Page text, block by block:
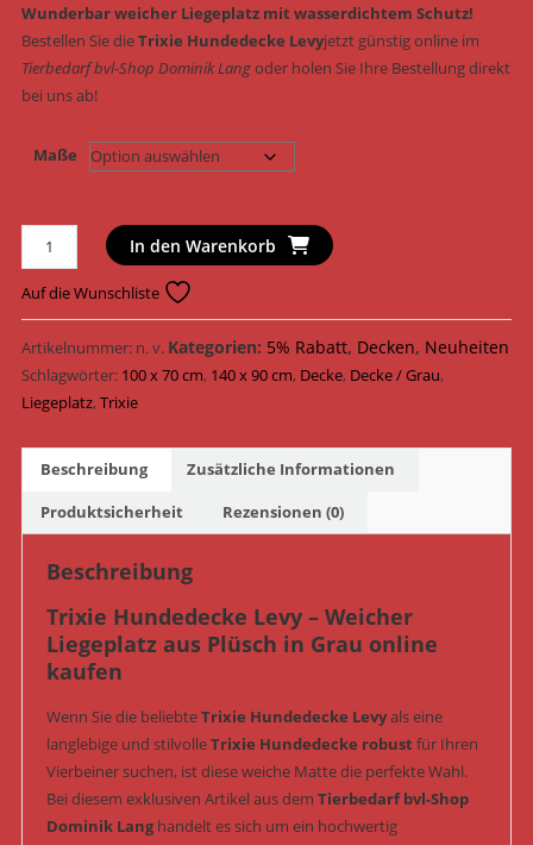
Wunderbar weicher Liegeplatz mit wasserdichtem Schutz!
Bestellen Sie dieTrixie Hundedecke Levyjetzt günstig online im
Tierbedarf bvl-Shop Dominik Langoder holen Sie Ihre Bestellung direkt
bei uns ab!
Maße
Trixie
Hundedecke
Levy
Plüsch
100×70
/
140×90
Grau
bvl-
Shop
Menge
In den Warenkorb
Auf die Wunschliste
Artikelnummer: n. v. Kategorien: 5% Rabatt, Decken, Neuheiten
Schlagwörter: 100 x 70 cm, 140 x 90 cm, Decke, Decke / Grau,
Liegeplatz,Trixie
Beschreibung
Zusätzliche Informationen
Produktsicherheit
Rezensionen (0)
Beschreibung
Trixie Hundedecke Levy – Weicher
Liegeplatz aus Plüsch in Grau online
kaufen
Wenn Sie die beliebteTrixie Hundedecke Levyals eine
langlebige und stilvolleTrixie Hundedecke robustfür Ihren
Vierbeiner suchen, ist diese weiche Matte die perfekte Wahl.
Bei diesem exklusiven Artikel aus dem Tierbedarf bvl-Shop
Dominik Langhandelt es sich um ein hochwertig